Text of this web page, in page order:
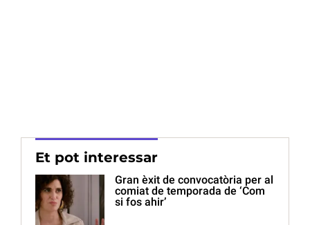
Et pot interessar
Gran èxit de convocatòria per al
comiat de temporada de ‘Com
si fos ahir’